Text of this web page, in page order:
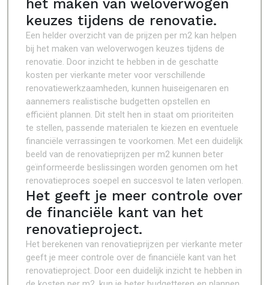
het maken van weloverwogen
keuzes tijdens de renovatie.
Een helder overzicht van de prijzen per m2 kan helpen
bij het maken van weloverwogen keuzes tijdens de
renovatie. Door inzicht te hebben in de geschatte
kosten per vierkante meter voor verschillende
renovatiewerkzaamheden, kunnen huiseigenaren en
aannemers realistische budgetten opstellen en
efficiënt plannen. Dit stelt hen in staat om prioriteiten
te stellen, passende materialen te kiezen en eventuele
financiële verrassingen te voorkomen. Met een duidelijk
beeld van de renovatieprijzen per m2 kunnen beter
geïnformeerde beslissingen worden genomen om het
renovatieproces soepel en succesvol te laten verlopen.
Het geeft je meer controle over
de financiële kant van het
renovatieproject.
Het berekenen van renovatieprijzen per vierkante meter
geeft je meer controle over de financiële kant van het
renovatieproject. Door een duidelijk inzicht te hebben in